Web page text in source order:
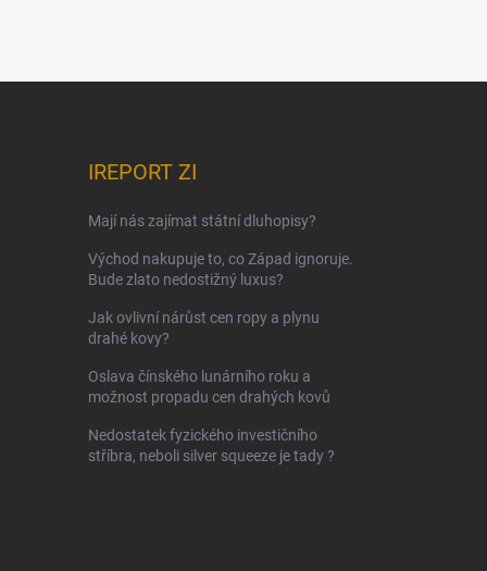
IREPORT ZI
Mají nás zajímat státní dluhopisy?
Východ nakupuje to, co Západ ignoruje.
Bude zlato nedostižný luxus?
Jak ovlivní nárůst cen ropy a plynu
drahé kovy?
Oslava čínského lunárního roku a
možnost propadu cen drahých kovů
Nedostatek fyzického investičního
stříbra, neboli silver squeeze je tady ?